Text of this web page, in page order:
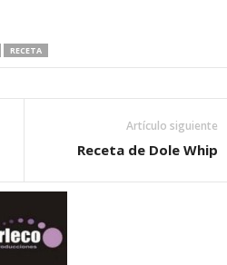
RECETA
Artículo siguiente
Receta de Dole Whip